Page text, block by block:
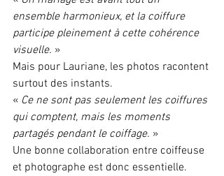
ensemble harmonieux, et la coiffure
participe pleinement à cette cohérence
visuelle. »
Mais pour Lauriane, les photos racontent
surtout des instants.
« Ce ne sont pas seulement les coiffures
qui comptent, mais les moments
partagés pendant le coiffage. »
Une bonne collaboration entre coiffeuse
et photographe est donc essentielle.